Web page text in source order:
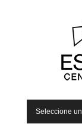
Seleccione